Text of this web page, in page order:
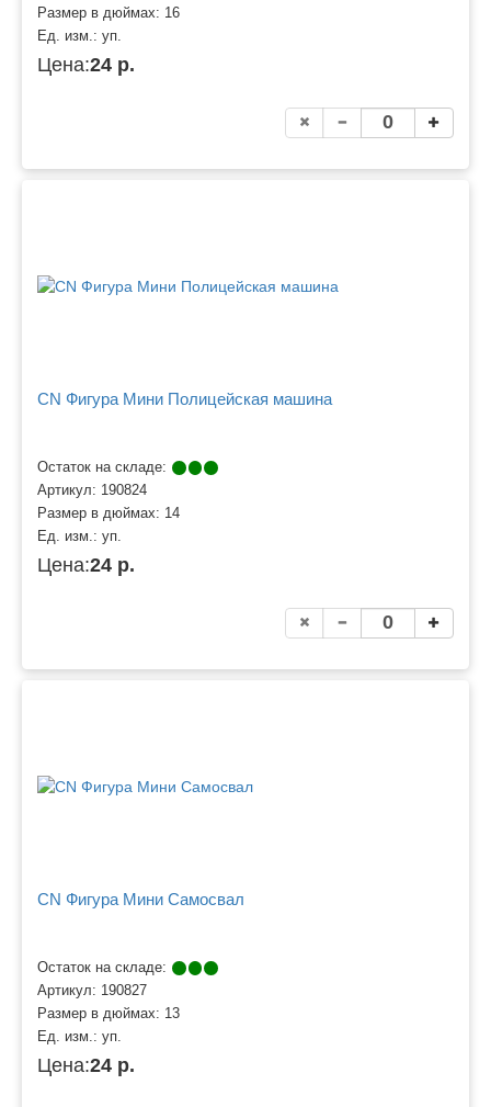
Размер в дюймах: 16
Ед. изм.: уп.
Цена:24 р.
CN Фигура Мини Полицейская машина
Остаток на складе:
Артикул: 190824
Размер в дюймах: 14
Ед. изм.: уп.
Цена:24 р.
CN Фигура Мини Самосвал
Остаток на складе:
Артикул: 190827
Размер в дюймах: 13
Ед. изм.: уп.
Цена:24 р.